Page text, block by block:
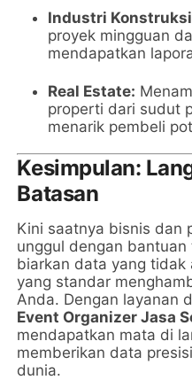
Industri
proyek mingguan
mendapatkan
Real Estate:
properti dari sudut
menarik pembeli
Kesimpulan:
Batasan
Kini saatnya bisnis dan
unggul dengan
biarkan data yang
yang standar
Anda. Dengan layanan
Event Organizer Jasa
mendapatkan mata di
memberikan data
dunia.